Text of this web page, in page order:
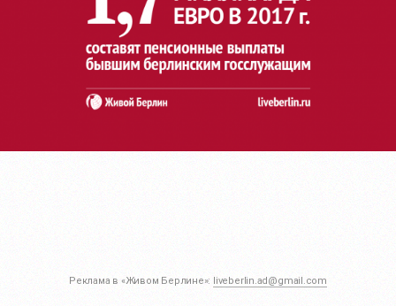
Реклама в «Живом Берлине»: liveberlin.ad@gmail.com